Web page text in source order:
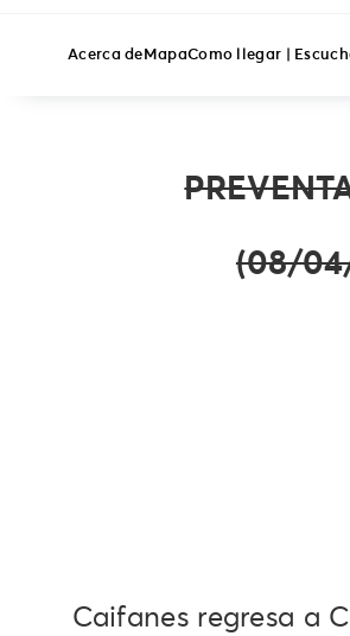
Acerca deMapaComo llegar |
(08/
Caifanes regresa a